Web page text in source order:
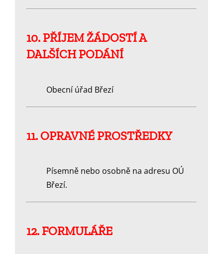
10. PŘÍJEM ŽÁDOSTÍ A
DALŠÍCH PODÁNÍ
Obecní úřad Březí
11. OPRAVNÉ PROSTŘEDKY
Písemně nebo osobně na adresu OÚ
Březí.
12. FORMULÁŘE